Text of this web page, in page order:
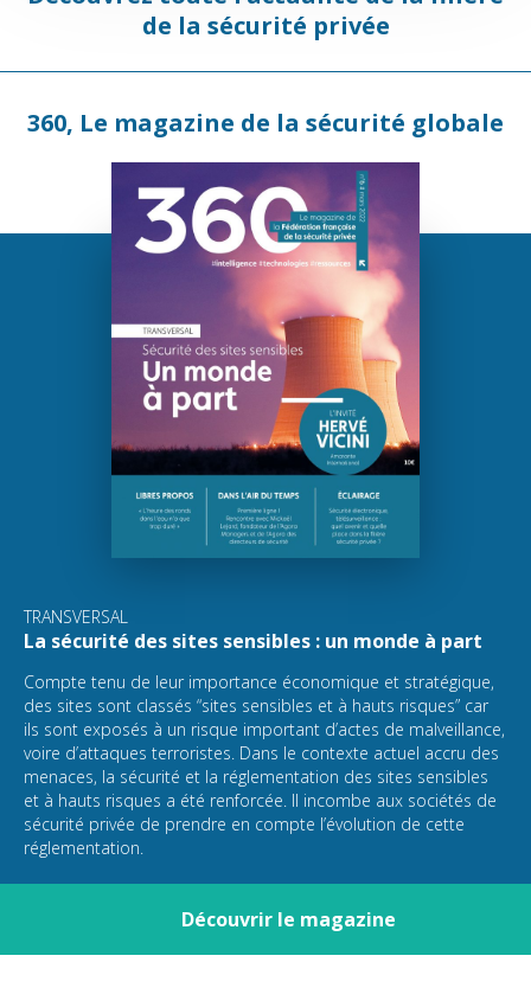
de la sécurité privée
360, Le magazine de la sécurité globale
TRANSVERSAL
La sécurité des sites sensibles : un monde à part
Compte tenu de leur importance économique et stratégique,
des sites sont classés “sites sensibles et à hauts risques” car
ils sont exposés à un risque important d’actes de malveillance,
voire d’attaques terroristes. Dans le contexte actuel accru des
menaces, la sécurité et la réglementation des sites sensibles
et à hauts risques a été renforcée. Il incombe aux sociétés de
sécurité privée de prendre en compte l’évolution de cette
réglementation.
Découvrir le magazine